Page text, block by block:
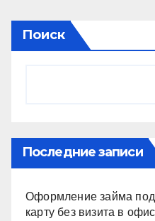
Поиск
Последние записи
Оформление займа
карту без визита в